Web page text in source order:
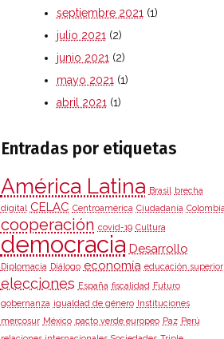
septiembre 2021 (1)
julio 2021 (2)
junio 2021 (2)
mayo 2021 (1)
abril 2021 (1)
Entradas por etiquetas
América Latina Brasil brecha
digital CELAC Centroamérica Ciudadanía Colombia
cooperación covid-19 Cultura
democracia Desarrollo
Diplomacia Diálogo economía educación superior
elecciones España fiscalidad Futuro
gobernanza igualdad de género Instituciones
mercosur México pacto verde europeo Paz Perú